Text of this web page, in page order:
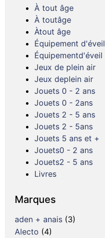
À tout âge
À toutâge
Àtout âge
Équipement d'éveil
Équipementd'éveil
Jeux de plein air
Jeux deplein air
Jouets 0 - 2 ans
Jouets 0 - 2ans
Jouets 2 - 5 ans
Jouets 2 - 5ans
Jouets 5 ans et +
Jouets0 - 2 ans
Jouets2 - 5 ans
Livres
Marques
aden + anais (3)
Alecto (4)